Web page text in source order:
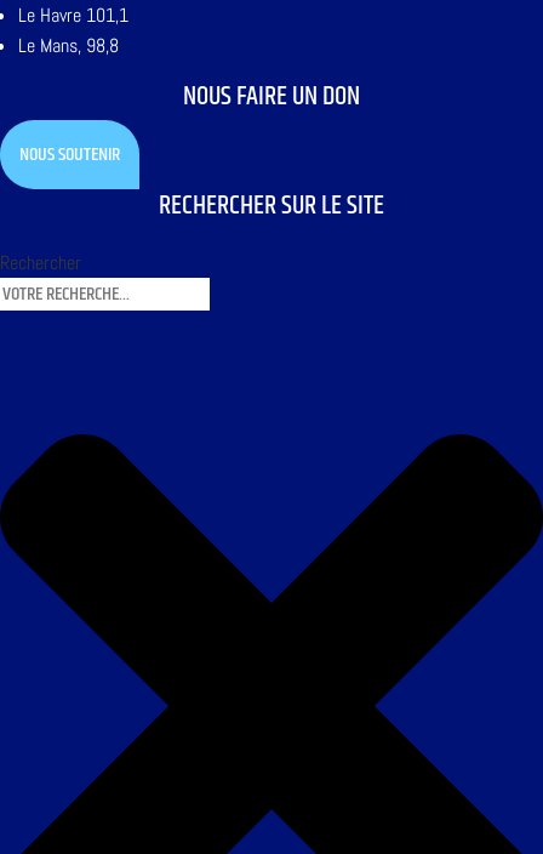
Le Havre 101,1
Le Mans, 98,8
NOUS FAIRE UN DON
NOUS SOUTENIR
RECHERCHER SUR LE SITE
Rechercher